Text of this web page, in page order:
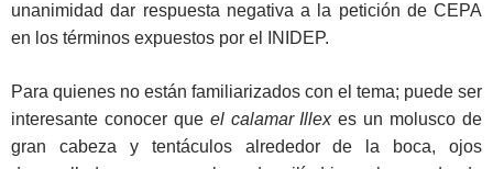
unanimidad dar respuesta negativa a la petición de CEPA
en los términos expuestos por el INIDEP.
Para quienes no están familiarizados con el tema; puede ser
interesante conocer que el calamar Illexes un molusco de
gran cabeza y tentáculos alrededor de la boca, ojos